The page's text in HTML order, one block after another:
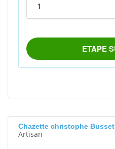
Chazette christophe Busset
Artisan